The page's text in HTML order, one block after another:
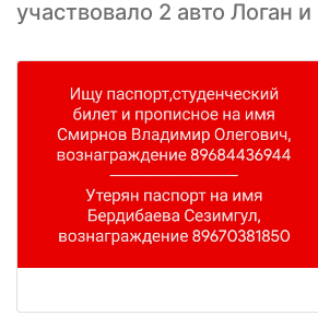
участвовало 2 авто Логан